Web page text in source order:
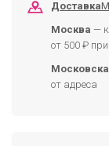
Доставка
Москва —
от 500 ₽
от адреса